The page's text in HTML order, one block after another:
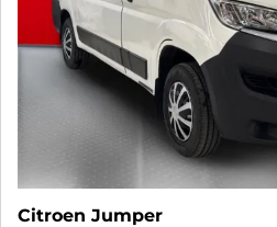
Citroen Jumper